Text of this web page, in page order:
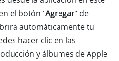
el botón "Agregar" de
automáticamente tu
hacer clic en las
y álbumes de Apple